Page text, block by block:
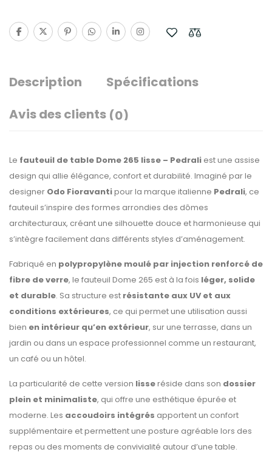
Description
Spécifications
Avis des clients (0)
Le fauteuil de table Dome 265 lisse – Pedrali est une assise
design qui allie élégance, confort et durabilité. Imaginé par le
designer Odo Fioravantipour la marque italienne Pedrali, ce
fauteuil s’inspire des formes arrondies des dômes
architecturaux, créant une silhouette douce et harmonieuse qui
s’intègre facilement dans différents styles d’aménagement.
Fabriqué en polypropylène moulé par injection renforcé de
fibre de verre, le fauteuil Dome 265 est à la fois léger, solide
et durable. Sa structure est résistante aux UV et aux
conditions extérieures, ce qui permet une utilisation aussi
bien en intérieur qu’en extérieur, sur une terrasse, dans un
jardin ou dans un espace professionnel comme un restaurant,
un café ou un hôtel.
La particularité de cette version lisseréside dans son dossier
plein et minimaliste, qui offre une esthétique épurée et
moderne. Les accoudoirs intégrés apportent un confort
supplémentaire et permettent une posture agréable lors des
repas ou des moments de convivialité autour d’une table.